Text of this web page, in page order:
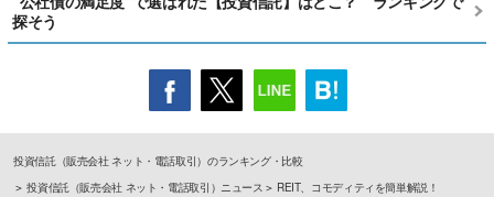
探そう
投資信託（販売会社 ネット・電話取引）のランキング・比較
投資信託（販売会社 ネット・電話取引）ニュース
REIT、コモディティを簡単解説！